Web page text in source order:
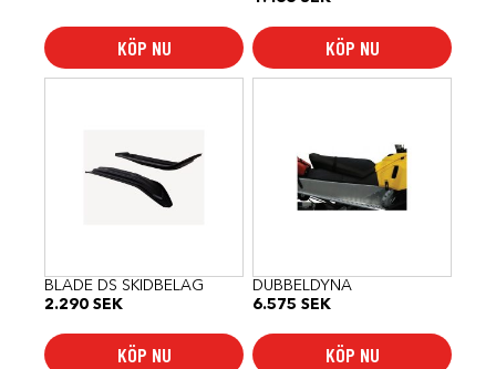
KÖP NU KÖP NU
BLADE DS SKIDBELAG
2.290 SEK
KÖP NU
DUBBELDYNA
6.575 SEK
KÖP NU